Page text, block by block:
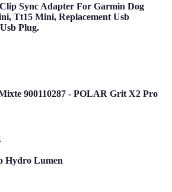
Sync Adapter For Garmin Dog
Tt15 Mini, Replacement Usb
Plug.
900110287 - POLAR Grit X2 Pro
Hydro Lumen